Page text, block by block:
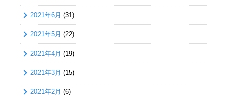
2021年6月 (31)
2021年5月 (22)
2021年4月 (19)
2021年3月 (15)
2021年2月 (6)